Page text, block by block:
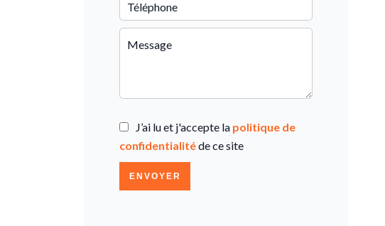
J’ai lu et j'accepte la politique de
confidentialitéde ce site
ENVOYER